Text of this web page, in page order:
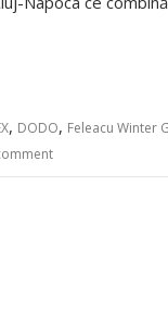
, DODO, Feleacu Winter